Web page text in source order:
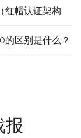
红帽认证架构
的区别是什么？
报